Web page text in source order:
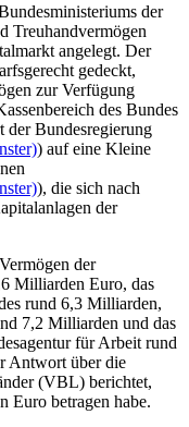
der
Treuhandvermögen
angelegt. Der
gedeckt,
zur Verfügung
des Bundes
der Bundesregierung
) auf eine Kleine
), die sich nach
der
der
Milliarden Euro, das
rund 6,3 Milliarden,
7,2 Milliarden und das
für Arbeit rund
Antwort über die
(VBL) berichtet,
Euro betragen habe.